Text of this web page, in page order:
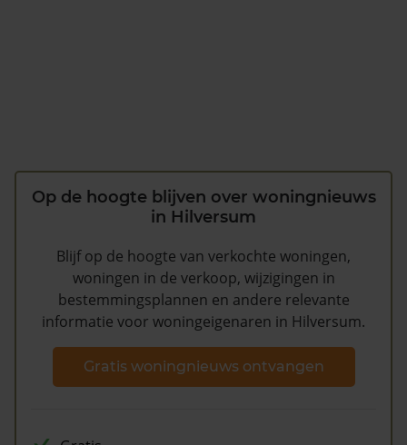
Op de hoogte blijven over woningnieuws
in Hilversum
Blijf op de hoogte van verkochte woningen,
woningen in de verkoop, wijzigingen in
bestemmingsplannen en andere relevante
informatie voor woningeigenaren in Hilversum.
Gratis woningnieuws ontvangen